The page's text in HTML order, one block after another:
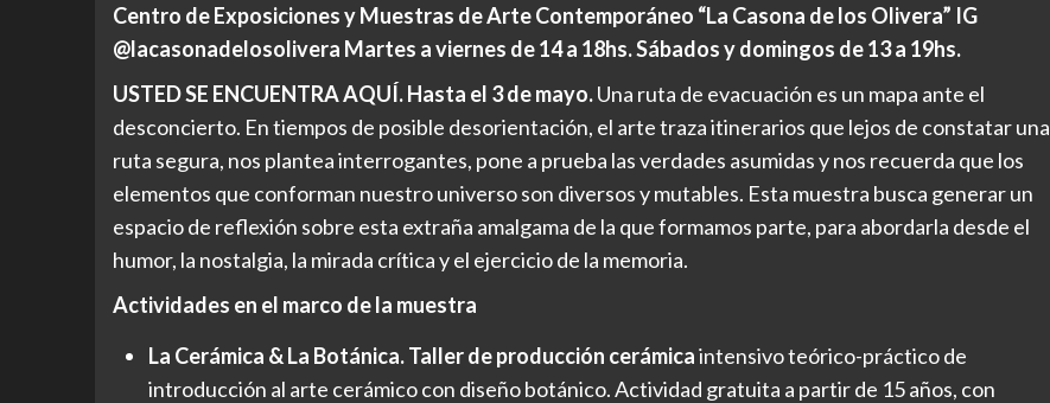
Centro de Exposiciones y Muestras de Arte Contemporáneo “La Casona de los Olivera” IG
@lacasonadelosolivera Martes a viernes de 14 a 18hs. Sábados y domingos de 13 a 19hs.
USTED SE ENCUENTRA AQUÍ. Hasta el 3 de mayo.Una ruta de evacuación es un mapa ante el
desconcierto. En tiempos de posible desorientación, el arte traza itinerarios que lejos de constatar una
ruta segura, nos plantea interrogantes, pone a prueba las verdades asumidas y nos recuerda que los
elementos que conforman nuestro universo son diversos y mutables. Esta muestra busca generar un
espacio de reflexión sobre esta extraña amalgama de la que formamos parte, para abordarla desde el
humor, la nostalgia, la mirada crítica y el ejercicio de la memoria.
Actividades en el marco de la muestra
La Cerámica & La Botánica. Taller de producción cerámicaintensivo teórico-práctico de
introducción al arte cerámico con diseño botánico. Actividad gratuita a partir de 15 años, con